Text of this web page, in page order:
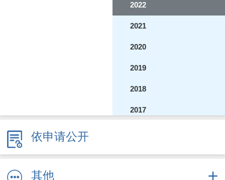
2022
2021
2020
2019
2018
2017
依申请公开
其他